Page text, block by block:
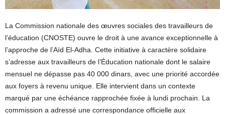
La Commission nationale des œuvres sociales des travailleurs de
l’éducation (CNOSTE) ouvre le droit à une avance exceptionnelle à
l’approche de l’Aïd El-Adha. Cette initiative à caractère solidaire
s’adresse aux travailleurs de l’Éducation nationale dont le salaire
mensuel ne dépasse pas 40 000 dinars, avec une priorité accordée
aux foyers à revenu unique. Elle intervient dans un contexte
marqué par une échéance rapprochée fixée à lundi prochain. La
commission a adressé une correspondance officielle aux